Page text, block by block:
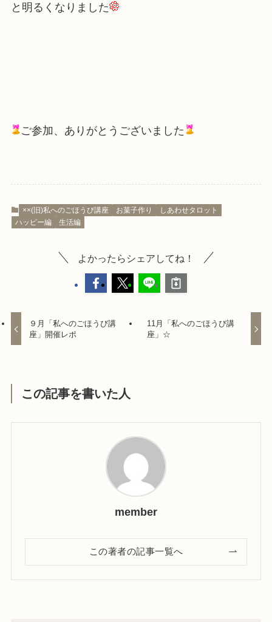
と明るくなりました
ご参加、ありがとうございました
××(旧)私へのごほうび講座 お菓子作り
しあわせタロット
ハッピー編
生活編
よかったらシェアしてね！
９月「私へのごほうび講
座」開催レポ
11月「私へのごほうび講
座」☆
この記事を書いた人
member
この著者の記事一覧へ